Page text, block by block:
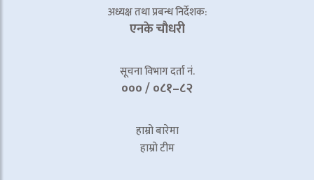
अध्यक्ष तथा प्रबन्ध निर्देशक:
एनके चाैधरी
सूचना विभाग दर्ता नं.
००० / ०८१–८२
हाम्रो बारेमा
हाम्रो टीम